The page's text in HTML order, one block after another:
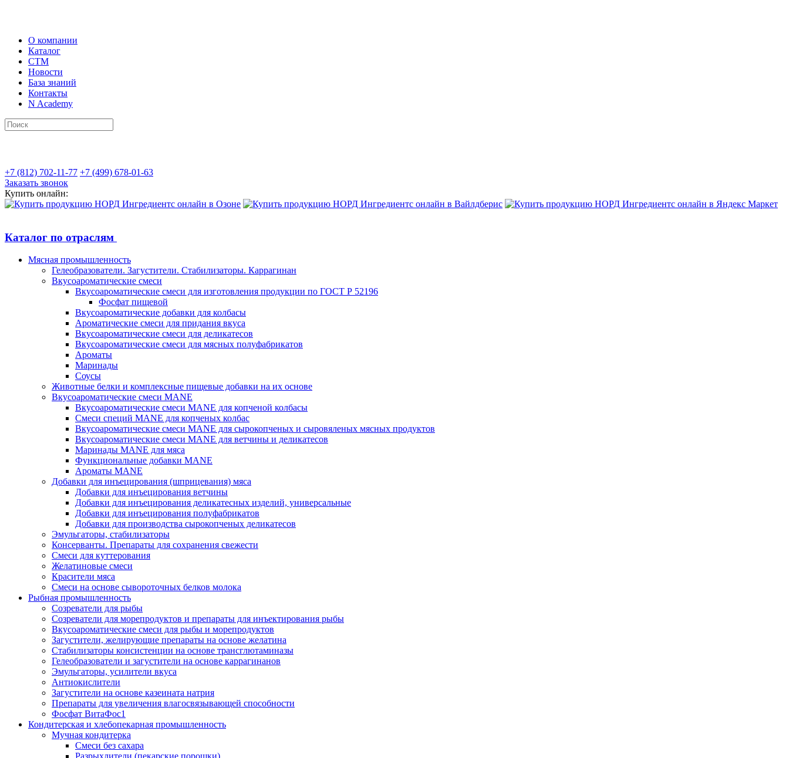
О компании
Каталог
СТМ
Новости
База знаний
Контакты
N Academy
+7 (812) 702-11-77 +7 (499) 678-01-63
Заказать звонок
Купить онлайн:
Каталог по отраслям
Мясная промышленность
Гелеобразователи. Загустители. Стабилизаторы. Каррагинан
Вкусоароматические смеси
Вкусоароматические смеси для изготовления продукции по ГОСТ Р 52196
Фосфат пищевой
Вкусоароматические добавки для колбасы
Ароматические смеси для придания вкуса
Вкусоароматические смеси для деликатесов
Вкусоароматические смеси для мясных полуфабрикатов
Ароматы
Маринады
Соусы
Животные белки и комплексные пищевые добавки на их основе
Вкусоароматические смеси MANE
Вкусоароматические смеси MANE для копченой колбасы
Смеси специй MANE для копченых колбас
Вкусоароматические смеси MANE для сырокопченых и сыровяленых мясных продуктов
Вкусоароматические смеси MANE для ветчины и деликатесов
Маринады MANE для мяса
Функциональные добавки MANE
Ароматы MANE
Добавки для инъецирования (шприцевания) мяса
Добавки для инъецирования ветчины
Добавки для инъецирования деликатесных изделий, универсальные
Добавки для инъецирования полуфабрикатов
Добавки для производства сырокопченых деликатесов
Эмульгаторы, стабилизаторы
Консерванты. Препараты для сохранения свежести
Смеси для куттерования
Желатиновые смеси
Красители мяса
Смеси на основе сывороточных белков молока
Рыбная промышленность
Созреватели для рыбы
Созреватели для морепродуктов и препараты для инъектирования рыбы
Вкусоароматические смеси для рыбы и морепродуктов
Загустители, желирующие препараты на основе желатина
Стабилизаторы консистенции на основе трансглютаминазы
Гелеобразователи и загустители на основе каррагинанов
Эмульгаторы, усилители вкуса
Антиокислители
Загустители на основе казеината натрия
Препараты для увеличения влагосвязывающей способности
Фосфат ВитаФос1
Кондитерская и хлебопекарная промышленность
Мучная кондитерка
Смеси без сахара